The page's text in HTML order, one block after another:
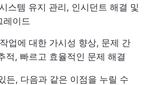
스템 유지 관리, 인시던트 해결 및
레이드
업에 대한 가시성 향상, 문제 간
적, 빠르고 효율적인 문제 해결
든, 다음과 같은 이점을 누릴 수